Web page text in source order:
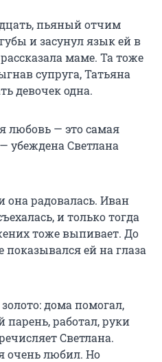
пьяный отчим
и засунул язык ей в
маме. Та тоже
супруга, Татьяна
девочек одна.
любовь — это самая
убеждена Светлана
она радовалась. Иван
и только тогда
тоже выпивает. До
ей на глаза
дома помогал,
работал, руки
Светлана.
очень любил. Но